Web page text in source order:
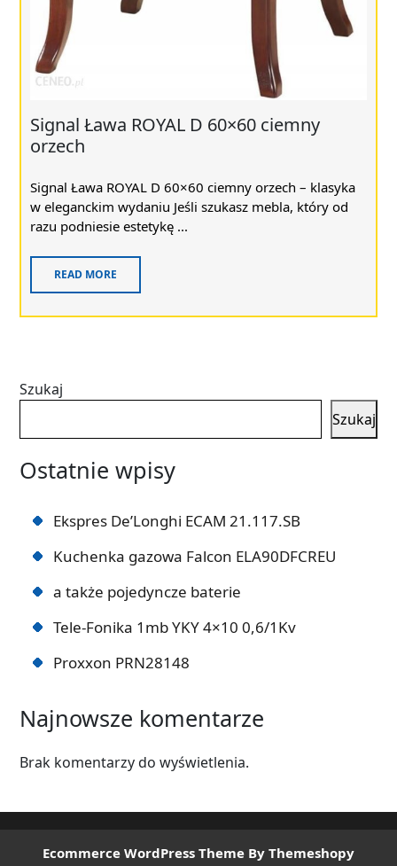
Signal Ława ROYAL D 60×60 ciemny
orzech
Signal Ława ROYAL D 60×60 ciemny orzech – klasyka
w eleganckim wydaniu Jeśli szukasz mebla, który od
razu podniesie estetykę ...
READ MORE
Szukaj
Szukaj
Ostatnie wpisy
Ekspres De’Longhi ECAM 21.117.SB
Kuchenka gazowa Falcon ELA90DFCREU
a także pojedyncze baterie
Tele-Fonika 1mb YKY 4×10 0,6/1Kv
Proxxon PRN28148
Najnowsze komentarze
Brak komentarzy do wyświetlenia.
Ecommerce WordPress Theme By Themeshopy